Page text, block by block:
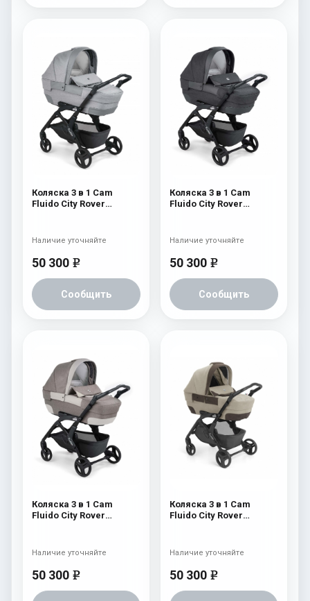
Коляска 3 в 1 Cam
Fluido City Rover
50 300 e
Сообщить
Наличие уточняйте
Коляска 3 в 1 Cam
Fluido City Rover
50 300 e
Сообщить
Наличие уточняйте
Коляска 3 в 1 Cam
Fluido City Rover
50 300 e
Наличие уточняйте
Коляска 3 в 1 Cam
Fluido City Rover
50 300 e
Наличие уточняйте